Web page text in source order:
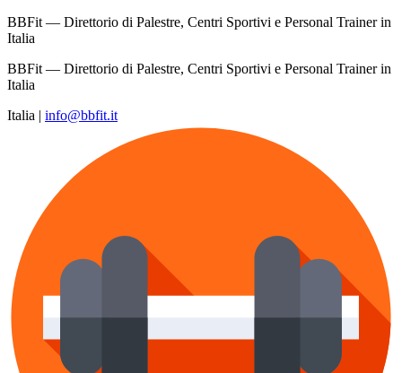
BBFit — Direttorio di Palestre, Centri Sportivi e Personal Trainer in
Italia
BBFit — Direttorio di Palestre, Centri Sportivi e Personal Trainer in
Italia
Italia | info@bbfit.it